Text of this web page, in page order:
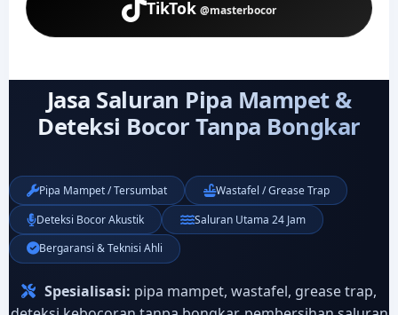
TikTok @masterbocor
Jasa Saluran Pipa Mampet &
Deteksi Bocor Tanpa Bongkar
Pipa Mampet / Tersumbat
Wastafel / Grease Trap
Deteksi Bocor Akustik
Saluran Utama 24 Jam
Bergaransi & Teknisi Ahli
Spesialisasi: pipa mampet, wastafel, grease trap,